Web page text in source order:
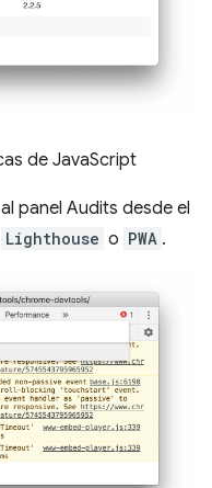
de JavaScript
panel Audits desde el
Lighthouse o PWA .